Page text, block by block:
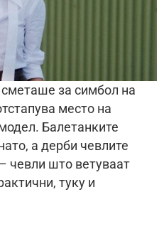
за симбол на
место на
Балетанките
а дерби чевлите
чевли што ветуваат
туку и